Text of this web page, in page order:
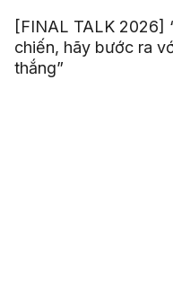
[FINAL TALK 2026]
chiến, hãy bước ra
thắng”